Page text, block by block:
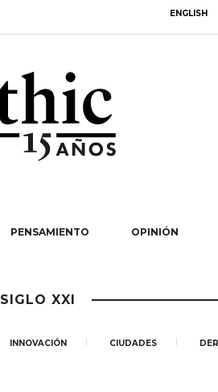
ENGLISH
PENSAMIENTO OPINIÓN
SIGLO XXI
INNOVACIÓN CIUDADES